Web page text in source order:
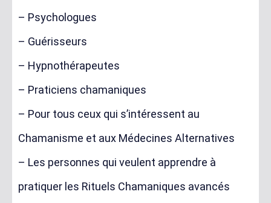
– Psychologues
– Guérisseurs
– Hypnothérapeutes
– Praticiens chamaniques
– Pour tous ceux qui s’intéressent au
Chamanisme et aux Médecines Alternatives
– Les personnes qui veulent apprendre à
pratiquer les Rituels Chamaniques avancés